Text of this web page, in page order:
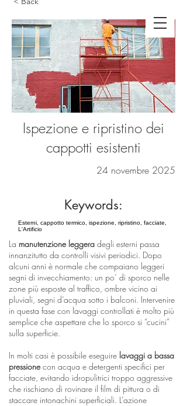
Ispezione e ripristino dei
cappotti esistenti
24 novembre 2025
Keywords:
Esterni, cappotto termico, ispezione, ripristino, facciate,
L'Artificio
La manutenzione leggera degli esterni passa
innanzitutto da controlli visivi periodici. Dopo
alcuni anni è normale che compaiano leggeri
segni di invecchiamento: un po’ di sporco nelle
zone più esposte al traffico, ombre vicino ai
pluviali, segni d’acqua sotto i balconi. Intervenire
in questa fase con lavaggi controllati è molto più
semplice che aspettare che lo sporco si “cucini”
sulla superficie.
In molti casi è possibile eseguire lavaggi a bassa
pressionecon acqua e detergenti specifici per
facciate, evitando idropulitrici troppo aggressive
che rischiano di rovinare il film di pittura o di
staccare intonachini superficiali. L’azione